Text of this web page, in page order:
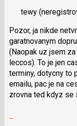
nový
názor.
navigaci
lze
použít
i
klávesy
N
pro
tewy
Pozor, ja nikde
garatnovanym
(Naopak uz jsem
leccos). To je jen
terminy, dotycny to
emailu, pac je na
zrovna ted kdyz se